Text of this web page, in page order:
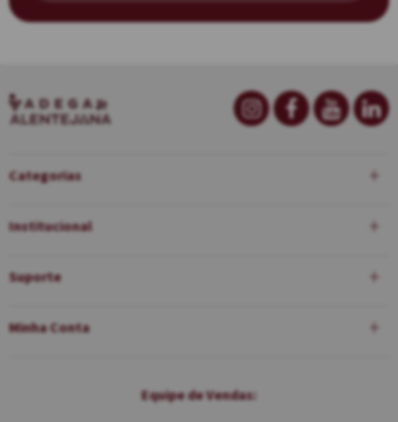
Categorias
Institucional
Suporte
Minha Conta
Equipe de Vendas: